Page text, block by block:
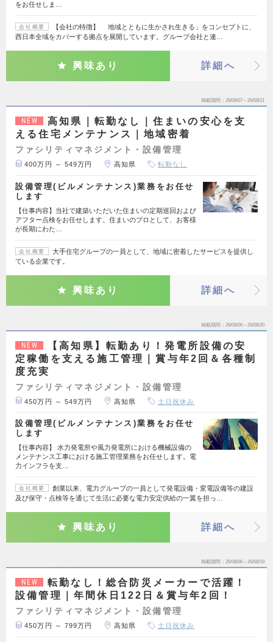
をお任せしま…
会社概要
【会社の特徴】 地域とともに生かされ生きる」をコンセプトに、
西日本全域をカバーする拠点を展開しています。グループ会社と連…
興味あり 詳細へ
掲載期間 26/08/07～26/08/21
NEW
高知県｜転勤なし｜住まいの安心を支
える住宅メンテナンス｜地域密着
ファシリティマネジメント・設備管理
400万円 ～ 549万円 高知県 転勤なし
設備管理(ビルメンテナンス)業務をお任せ
します
【仕事内容】当社で建築いただいた住まいの定期巡回および
アフター点検をお任せします。住まいのプロとして、お客様
が長期にわた…
会社概要
大手住宅グループの一員として、地域に密着したサービスを提供し
ている企業です。
興味あり 詳細へ
掲載期間 26/08/06～26/08/20
NEW
【高知県】転勤あり！発電所設備の安
定稼働を支える施工管理｜賞与年2回＆各種制
度充実
ファシリティマネジメント・設備管理
450万円 ～ 549万円 高知県 土日祝休み
設備管理(ビルメンテナンス)業務をお任せ
します
【仕事内容】 水力発電所や風力発電所における機械設備の
メンテナンス工事における施工管理業務をお任せします。電
力インフラを支…
会社概要
創業以来、電力グループの一員として発電設備・変電設備等の建設
及び保守・点検等を通じて生活に必要な電力安定供給の一翼を担っ…
興味あり 詳細へ
掲載期間 26/08/06～26/08/19
NEW
転勤なし！総合防災メーカーで活躍！
設備管理｜年間休日122日＆賞与年2回！
ファシリティマネジメント・設備管理
450万円 ～ 799万円 高知県 土日祝休み